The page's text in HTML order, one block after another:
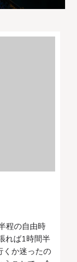
程の自由時
れば1時間半
くか迷ったの